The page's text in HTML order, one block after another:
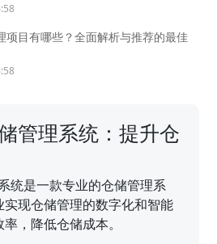
项目有哪些？全面解析与推荐的最佳
管理系统：提升仓
统是一款专业的仓储管理系
现仓储管理的数字化和智能
，降低仓储成本。